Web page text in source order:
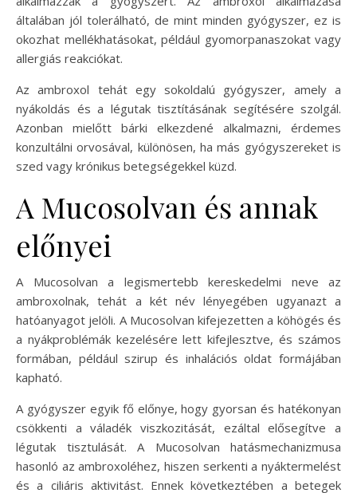
általában jól tolerálható, de mint minden gyógyszer, ez is
okozhat mellékhatásokat, például gyomorpanaszokat vagy
allergiás reakciókat.
Az ambroxol tehát egy sokoldalú gyógyszer, amely a
nyákoldás és a légutak tisztításának segítésére szolgál.
Azonban mielőtt bárki elkezdené alkalmazni, érdemes
konzultálni orvosával, különösen, ha más gyógyszereket is
szed vagy krónikus betegségekkel küzd.
A Mucosolvan és annak
előnyei
A Mucosolvan a legismertebb kereskedelmi neve az
ambroxolnak, tehát a két név lényegében ugyanazt a
hatóanyagot jelöli. A Mucosolvan kifejezetten a köhögés és
a nyákproblémák kezelésére lett kifejlesztve, és számos
formában, például szirup és inhalációs oldat formájában
kapható.
A gyógyszer egyik fő előnye, hogy gyorsan és hatékonyan
csökkenti a váladék viszkozitását, ezáltal elősegítve a
légutak tisztulását. A Mucosolvan hatásmechanizmusa
hasonló az ambroxoléhez, hiszen serkenti a nyáktermelést
és a ciliáris aktivitást. Ennek következtében a betegek